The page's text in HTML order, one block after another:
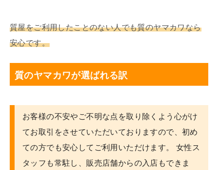
質屋をご利用したことのない人でも質のヤマカワなら
安心です。
質のヤマカワが選ばれる訳
お客様の不安やご不明な点を取り除くよう心がけ
てお取引をさせていただいておりますので、初め
ての方でも安心してご利用いただけます。 女性ス
タッフも常駐し、販売店舗からの入店もできま